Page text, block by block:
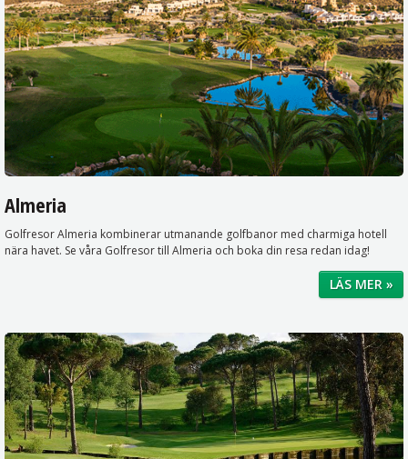
Almeria
Golfresor Almeria kombinerar utmanande golfbanor med charmiga hotell
nära havet. Se våra Golfresor till Almeria och boka din resa redan idag!
LÄS MER »